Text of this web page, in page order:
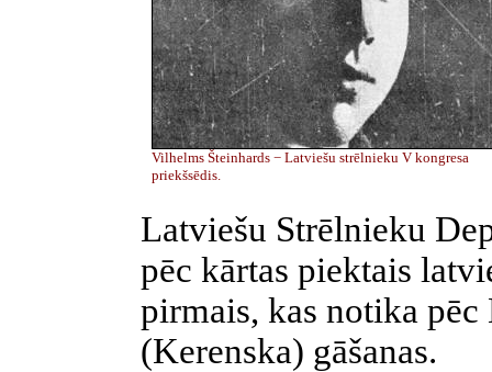
Vilhelms Šteinhards − Latviešu strēlnieku V kongresa
priekšsēdis.
Latviešu Strēlnieku
pēc kārtas piektais
pirmais, kas notika
(Kerenska) gāšanas.